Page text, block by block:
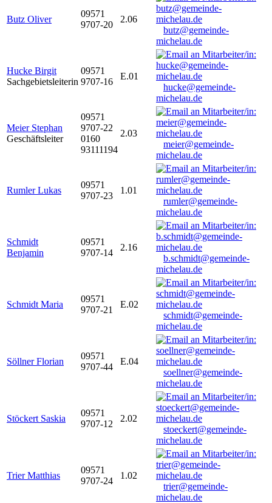
Butz Oliver
09571
9707-20
2.06
butz@gemeinde-
michelau.de
Hucke Birgit
Sachgebietsleiterin
09571
9707-16
E.01
hucke@gemeinde-
michelau.de
Meier Stephan
Geschäftsleiter
09571
9707-22
0160
93111194
2.03
meier@gemeinde-
michelau.de
Rumler Lukas
09571
9707-23
1.01
rumler@gemeinde-
michelau.de
Schmidt
Benjamin
09571
9707-14
2.16
b.schmidt@gemeinde-
michelau.de
Schmidt Maria
09571
9707-21
E.02
schmidt@gemeinde-
michelau.de
Söllner Florian
09571
9707-44
E.04
soellner@gemeinde-
michelau.de
Stöckert Saskia
09571
9707-12
2.02
stoeckert@gemeinde-
michelau.de
Trier Matthias
09571
9707-24
1.02
trier@gemeinde-
michelau.de